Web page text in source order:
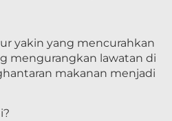
yakin yang mencurahkan
mengurangkan lawatan di
makanan menjadi